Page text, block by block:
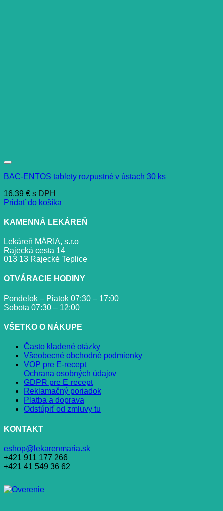
BAC-ENTOS tablety rozpustné v ústach 30 ks
16,39 € s DPH
Pridať do košíka
KAMENNÁ LEKÁREŇ
Lekáreň MÁRIA, s.r.o
Rajecká cesta 14
013 13 Rajecké Teplice
OTVÁRACIE HODINY
Pondelok – Piatok 07:30 – 17:00
Sobota 07:30 – 12:00
VŠETKO O NÁKUPE
Často kladené otázky
Všeobecné obchodné podmienky
VOP pre E-recept
Ochrana osobných údajov
GDPR pre E-recept
Reklamačný poriadok
Platba a doprava
Odstúpiť od zmluvy tu
KONTAKT
eshop@lekarenmaria.sk
+421 911 177 266
+421 41 549 36 62